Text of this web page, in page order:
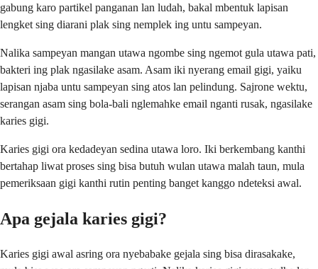
gabung karo partikel panganan lan ludah, bakal mbentuk lapisan
lengket sing diarani plak sing nemplek ing untu sampeyan.
Nalika sampeyan mangan utawa ngombe sing ngemot gula utawa pati,
bakteri ing plak ngasilake asam. Asam iki nyerang email gigi, yaiku
lapisan njaba untu sampeyan sing atos lan pelindung. Sajrone wektu,
serangan asam sing bola-bali nglemahke email nganti rusak, ngasilake
karies gigi.
Karies gigi ora kedadeyan sedina utawa loro. Iki berkembang kanthi
bertahap liwat proses sing bisa butuh wulan utawa malah taun, mula
pemeriksaan gigi kanthi rutin penting banget kanggo ndeteksi awal.
Apa gejala karies gigi?
Karies gigi awal asring ora nyebabake gejala sing bisa dirasakake,